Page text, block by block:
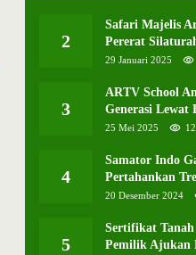
2
Safari Majelis
Pererat
pada Selawat
29 Januari 2025
3
ARTV School
Generasi Lewat
25 Mei 2025
4
Samator Indo
Pertahankan
Resmikan
20 Desember 2024
5
Sertifikat
Pemilik Ajukan